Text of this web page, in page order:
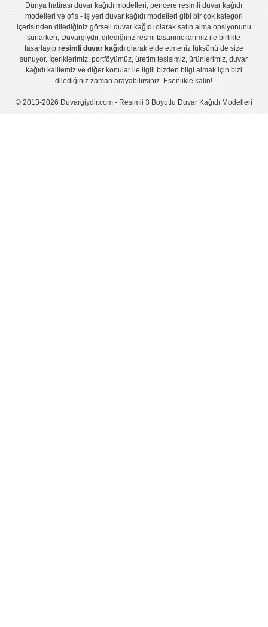
Dünya hatirası duvar kağıdı modelleri,pencere resimli duvar kağıdı
modelleri ve ofis - iş yeri duvar kağıdı modelleri gibi bir çok kategori
içerisinden dilediğiniz görseli duvar kağıdı olarak satın alma opsiyonunu
sunarken; Duvargiydir, dilediğiniz resmi tasarımcılarımız ile birlikte
tasarlayıp resimli duvar kağıdıolarak elde etmeniz lüksünü de size
sunuyor. İçeriklerimiz, portföyümüz, üretim tesisimiz, ürünlerimiz, duvar
kağıdı kalitemiz ve diğer konular ile ilgili bizden bilgi almak için bizi
dilediğiniz zaman arayabilirsiniz. Esenlikle kalın!
© 2013-2026 Duvargiydir.com - Resimli 3 Boyutlu Duvar Kağıdı Modelleri